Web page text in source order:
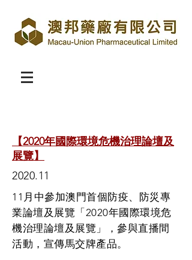
【2020年國際環境危機治理論壇及
展覽】
2020.11
11月中參加澳門首個防疫、防災專
業論壇及展覽「2020年國際環境危
機治理論壇及展覽」，參與直播間
活動，宣傳馬交牌產品。